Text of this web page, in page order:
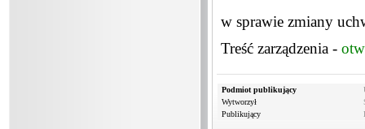
w sprawie zmiany
Treść zarządzenia -
Podmiot publikujący
Wytworzył
Publikujący